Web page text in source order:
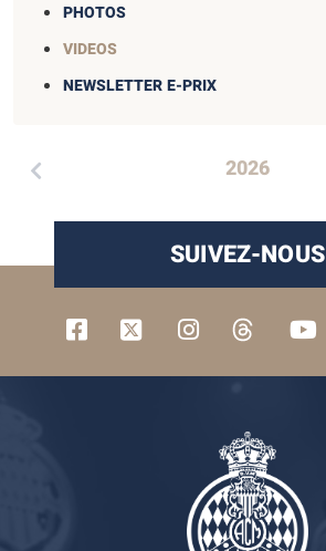
PHOTOS
VIDEOS
NEWSLETTER E-PRIX
2026
SUIVEZ-NOUS